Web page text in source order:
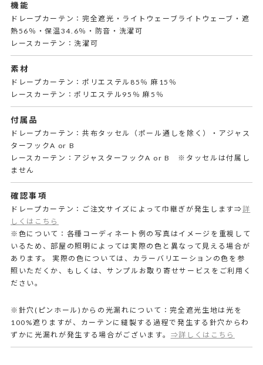
機能
ドレープカーテン：完全遮光・ライトウェーブライトウェーブ・遮
熱56％・保温34.6％・防音・洗濯可
レースカーテン：洗濯可
素材
ドレープカーテン：ポリエステル85％ 麻15％
レースカーテン：ポリエステル95％ 麻5％
付属品
ドレープカーテン：共布タッセル（ポール通しを除く）・アジャス
ターフックA or B
レースカーテン：アジャスターフックA or B ※タッセルは付属し
ません
確認事項
ドレープカーテン：ご注文サイズによって巾継ぎが発生します⇒詳
しくはこちら
※色について：各種コーディネート例の写真はイメージを重視して
いるため、部屋の照明によっては実際の色と異なって見える場合が
あります。 実際の色については、カラーバリエーションの色を参
照いただくか、もしくは、サンプルお取り寄せサービスをご利用く
ださい。
※針穴(ピンホール)からの光漏れについて：完全遮光生地は光を
100%遮りますが、カーテンに縫製する過程で発生する針穴からわ
ずかに光漏れが発生する場合がございます。 ⇒詳しくはこちら